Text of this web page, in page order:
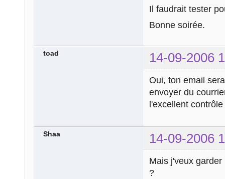
Il faudrait tester
Bonne soirée.
toad 14-09-2006
Oui, ton email
envoyer du
l'excellent
Shaa 14-09-2006
Mais j'veux
?